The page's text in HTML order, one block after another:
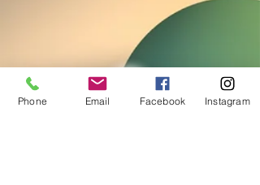
Phone Email Facebook Instagram